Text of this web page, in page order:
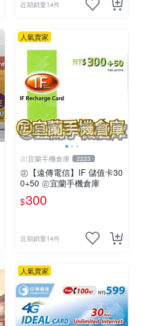
近期銷量14件
人氣賣家
㊣宜蘭手機倉庫 2223
㊣【遠傳電信】IF 儲值卡30
0+50 ㊣宜蘭手機倉庫
$300
近期銷量14件
人氣賣家